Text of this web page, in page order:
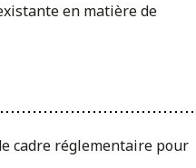
en matière de